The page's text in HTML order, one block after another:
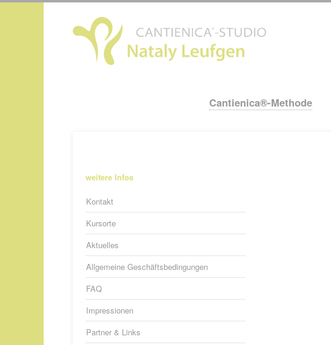
Navigation
Cantienica®-Methode
überspringen
Navigation
weitere Infos
Kontakt
Kursorte
Aktuelles
Allgemeine Geschäftsbedingungen
FAQ
Impressionen
Partner & Links